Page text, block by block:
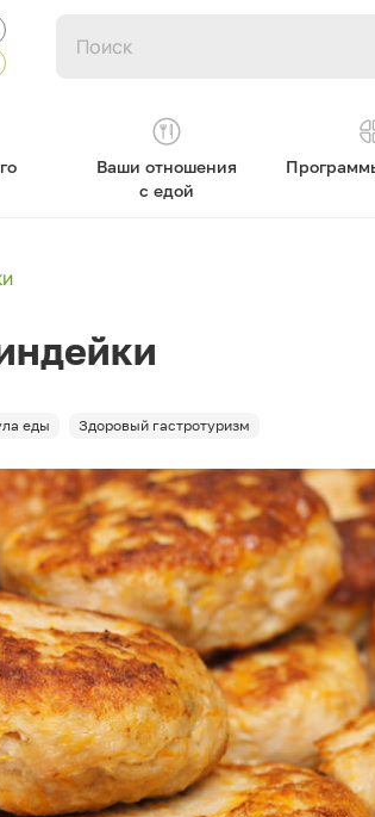
Ваши отношения
с едой
еды Здоровый гастротуризм